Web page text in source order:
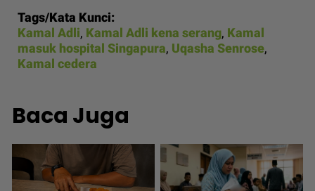
Tags/Kata Kunci:
Kamal Adli, Kamal Adli kena serang, Kamal
masuk hospital Singapura, Uqasha Senrose,
Kamal cedera
Baca Juga